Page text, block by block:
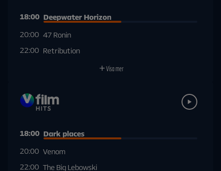
18:00 Deepwater Horizon
20:00 47 Ronin
22:00 Retribution
Visa mer
18:00 Dark places
20:00 Venom
22:00 The Big Lebowski